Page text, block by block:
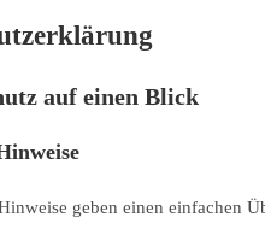
auf einen Blick
geben einen einfachen